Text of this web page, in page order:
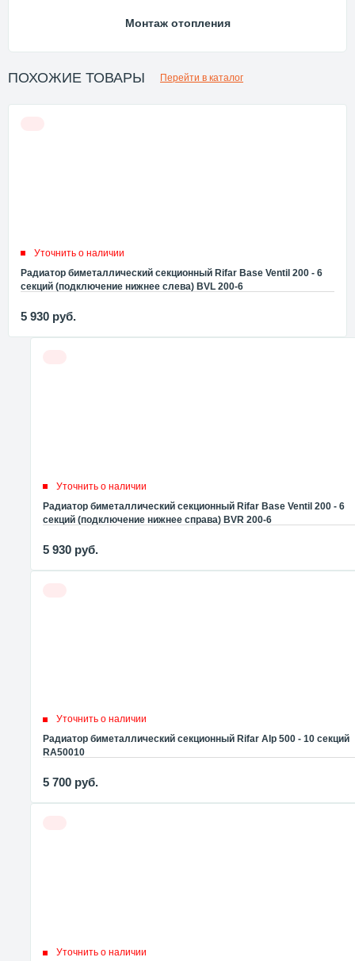
Монтаж отопления
ПОХОЖИЕ ТОВАРЫ Перейти в каталог
Уточнить о наличии
Радиатор биметаллический секционный Rifar Base Ventil 200 - 6
секций (подключение нижнее слева) BVL 200-6
5 930 руб.
Уточнить о наличии
Радиатор биметаллический секционный Rifar Base Ventil 200 - 6
секций (подключение нижнее справа) BVR 200-6
5 930 руб.
Уточнить о наличии
Радиатор биметаллический секционный Rifar Alp 500 - 10 секций
RA50010
5 700 руб.
Уточнить о наличии